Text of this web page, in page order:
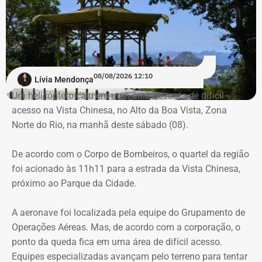
criança de 2 anos — Foto: Reprodução.
O pedido de Búzios à Justiça
Em caráter urgente, antes da apresentação da defesa das
empresas, a prefeitura solicitou:
Há registro de fogo na região, e militares especializados
em combate a incêndios florestais também foram
mobilizados.
Para dar apoio às buscas do Corpo de Bombeiros, o
ICMBio informou que um pequeno e restrito trecho da
Estrada da Vista Chinesa, em frente ao pagode chinês da
Vista Chinesa, foi interditado. A Vista Chinesa fica dentro
do Parque Nacional da Tijuca
Lívia Mendonça08/08/2026 12:10
Um helicóptero caiu em uma área de mata de difícil
acesso na Vista Chinesa, no Alto da Boa Vista, Zona
Norte do Rio, na manhã deste sábado (08).
De acordo com o Corpo de Bombeiros, o quartel da região
foi acionado às 11h11 para a estrada da Vista Chinesa,
próximo ao Parque da Cidade.
A aeronave foi localizada pela equipe do Grupamento de
Operações Aéreas. Mas, de acordo com a corporação, o
ponto da queda fica em uma área de difícil acesso.
Equipes especializadas avançam pelo terreno para tentar